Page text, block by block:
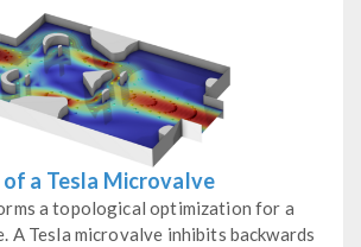
a Tesla Microvalve
a topological optimization for a
A Tesla microvalve inhibits backwards